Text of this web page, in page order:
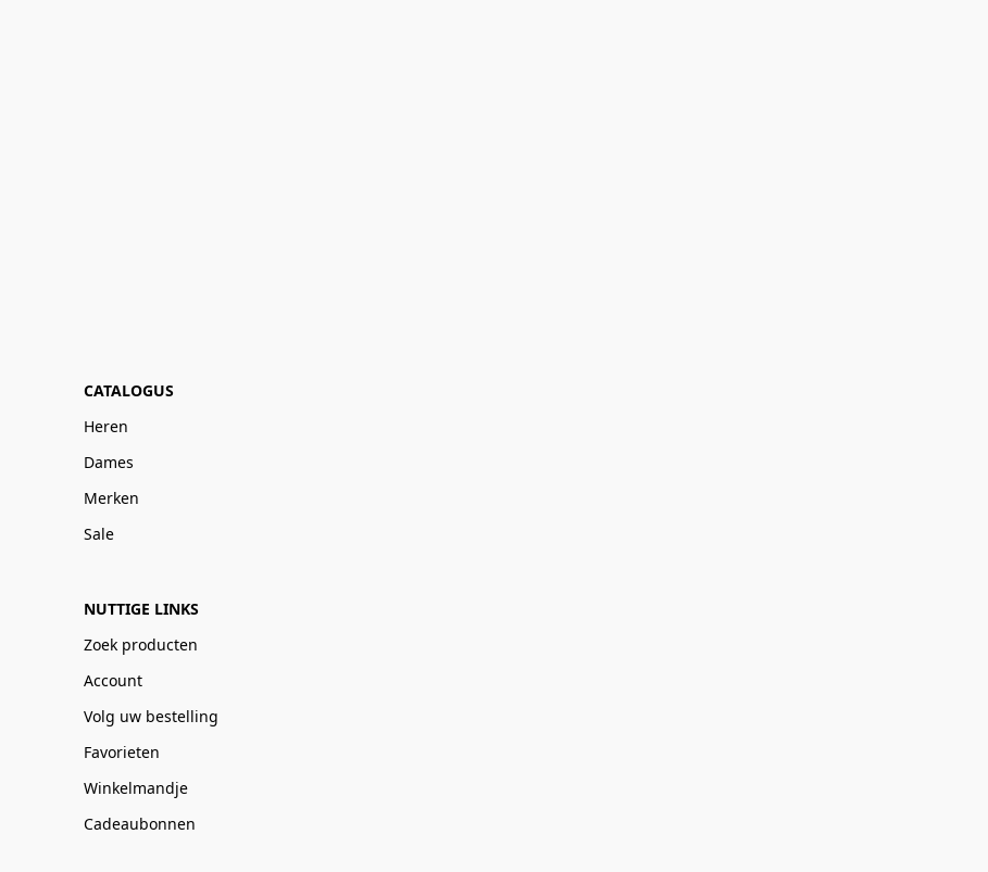
CATALOGUS
Heren
Dames
Merken
Sale
NUTTIGE LINKS
Zoek producten
Account
Volg uw bestelling
Favorieten
Winkelmandje
Cadeaubonnen